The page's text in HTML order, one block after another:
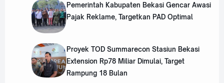
Pemerintah Kabupaten Bekasi Gencar Awasi
Pajak Reklame, Targetkan PAD Optimal
Proyek TOD Summarecon Stasiun Bekasi
Extension Rp78 Miliar Dimulai, Target
Rampung 18 Bulan